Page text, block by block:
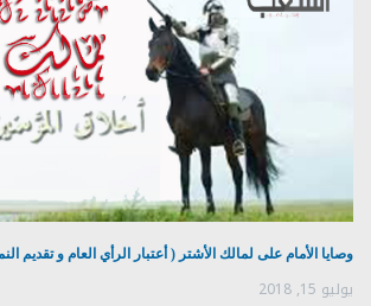
وصايا الأمام على لمالك الأشتر ( أعتبار الرأي العام و تقديم
يوليو 15, 2018